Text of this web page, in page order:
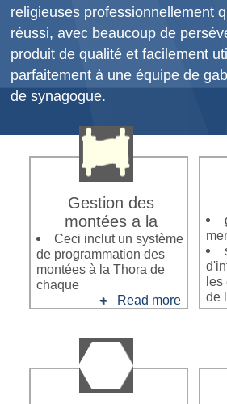
religieuses professionnellement
réussi, avec beaucoup de
produit de qualité et facilement
parfaitement à une équipe de
de synagogue.
les
de
Gestion des
montées a la
Ceci inclut un système
de programmation des
montées à la Thora de
chaque
Read more